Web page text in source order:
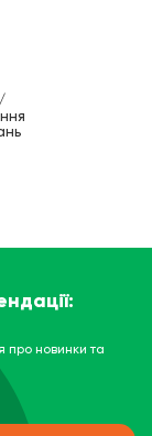
про новинки та